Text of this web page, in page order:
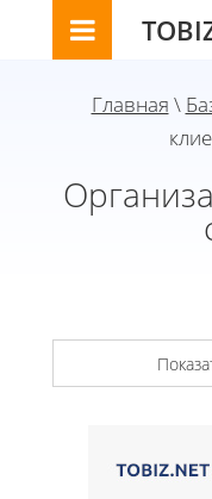
Главная \